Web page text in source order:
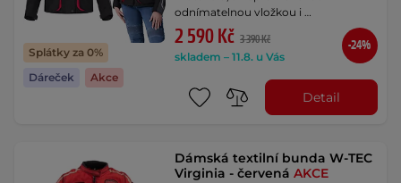
Splátky za 0%
Dáreček
Akce
odnímatelnou vložkou i …
2 590 Kč 3 390 Kč
skladem – 11.8. u Vás
-24%
Detail
Dámská textilní bunda W-TEC
Virginia - červenáAKCE